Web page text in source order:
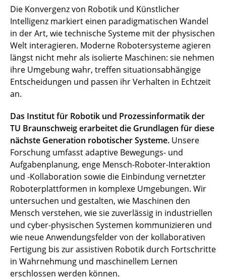
Die Konvergenz von Robotik und Künstlicher
Intelligenz markiert einen paradigmatischen Wandel
in der Art, wie technische Systeme mit der physischen
Welt interagieren. Moderne Robotersysteme agieren
längst nicht mehr als isolierte Maschinen: sie nehmen
ihre Umgebung wahr, treffen situationsabhängige
Entscheidungen und passen ihr Verhalten in Echtzeit
an.
Das Institut für Robotik und Prozessinformatik der
TU Braunschweig erarbeitet die Grundlagen für diese
nächste Generation robotischer Systeme. Unsere
Forschung umfasst adaptive Bewegungs- und
Aufgabenplanung, enge Mensch-Roboter-Interaktion
und -Kollaboration sowie die Einbindung vernetzter
Roboterplattformen in komplexe Umgebungen. Wir
untersuchen und gestalten, wie Maschinen den
Mensch verstehen, wie sie zuverlässig in industriellen
und cyber-physischen Systemen kommunizieren und
wie neue Anwendungsfelder von der kollaborativen
Fertigung bis zur assistiven Robotik durch Fortschritte
in Wahrnehmung und maschinellem Lernen
erschlossen werden können.